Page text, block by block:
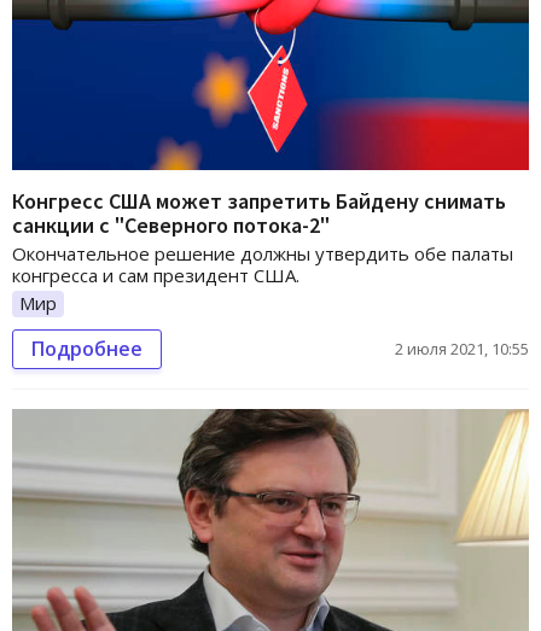
Конгресс США может запретить Байдену снимать
санкции с "Северного потока-2"
Окончательное решение должны утвердить обе палаты
конгресса и сам президент США.
Мир
Подробнее 2 июля 2021, 10:55